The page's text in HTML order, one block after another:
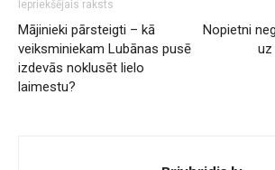
Iepriekšējais raksts
Mājinieki pārsteigti – kā
veiksminiekam Lubānas pusē
izdevās noklusēt lielo
laimestu?
Nopietni
uz